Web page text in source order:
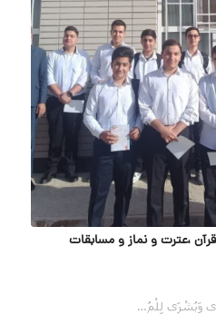
،عترت و نماز و مسابقات
وَبُشْرَی لِلْمُ…